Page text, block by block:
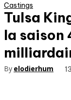
Castings
Tulsa
la saison
By elodierhum